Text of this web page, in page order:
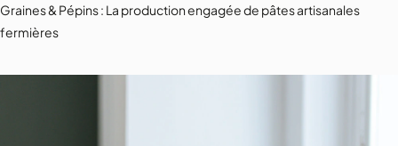
Graines & Pépins : La production engagée de pâtes artisanales
fermières